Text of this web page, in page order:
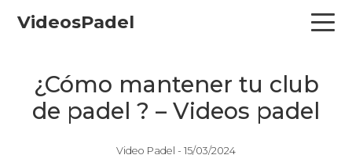
VideosPadel
¿Cómo mantener tu club
de padel ? – Videos padel
Video Padel - 15/03/2024